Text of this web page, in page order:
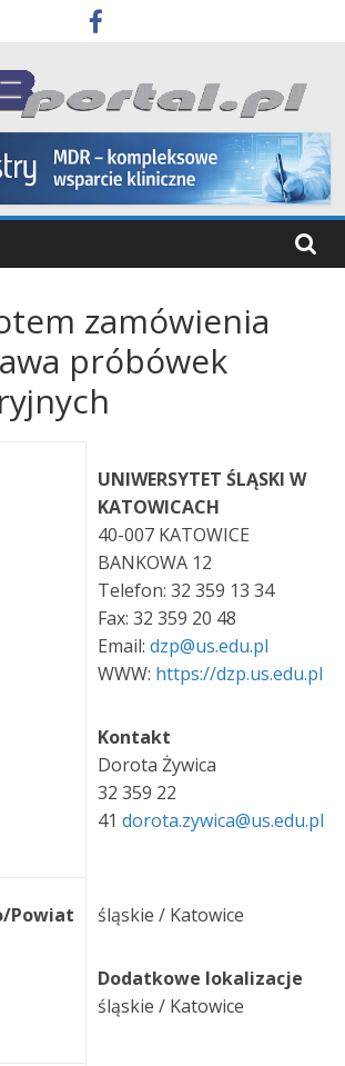
zamówienia
próbówek
UNIWERSYTET ŚLĄSKI W
KATOWICACH
40-007 KATOWICE
BANKOWA 12
Telefon: 32 359 13 34
Fax: 32 359 20 48
Email:dzp@us.edu.pl
WWW: https://dzp.us.edu.pl
Kontakt
Dorota Żywica
32 359 22
41dorota.zywica@us.edu.pl
Powiat śląskie / Katowice
Dodatkowe lokalizacje
śląskie / Katowice